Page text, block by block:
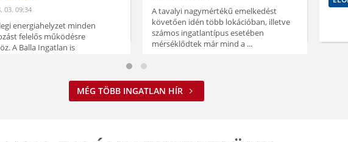
A tavalyi nagymértékű emelkedést
követően idén több lokációban, illetve
számos ingatlantípus esetében
mérséklődtek már mind a ...
MÉG TÖBB INGATLAN HÍR